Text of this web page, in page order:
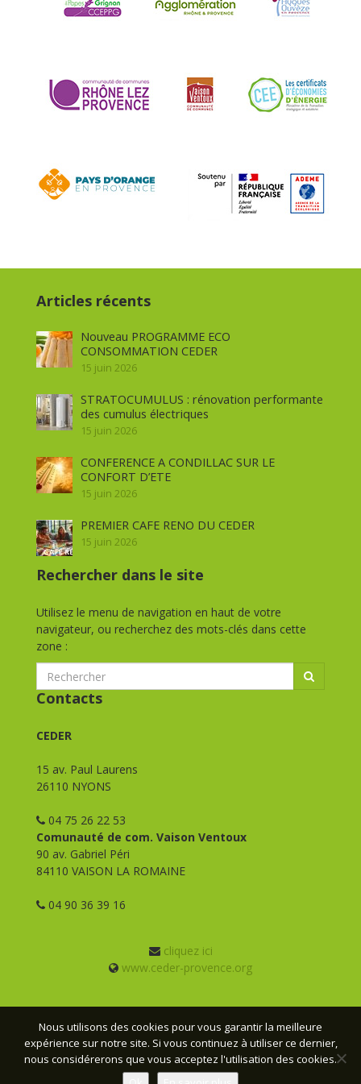
Nous utilisons des cookies pour vous garantir la meilleure
expérience sur notre site. Si vous continuez à utiliser ce dernier,
nous considérerons que vous acceptez l'utilisation des cookies.
Articles récents
Nouveau PROGRAMME ECO
CONSOMMATION CEDER
15 juin 2026
STRATOCUMULUS : rénovation performante
des cumulus électriques
15 juin 2026
CONFERENCE A CONDILLAC SUR LE
CONFORT D’ETE
15 juin 2026
PREMIER CAFE RENO DU CEDER
15 juin 2026
Rechercher dans le site
Utilisez le menu de navigation en haut de votre
navigateur, ou recherchez des mots-clés dans cette
zone :
Contacts
CEDER
15 av. Paul Laurens
26110 NYONS
04 75 26 22 53
Comunauté de com. Vaison Ventoux
90 av. Gabriel Péri
84110 VAISON LA ROMAINE
04 90 36 39 16
cliquez ici
www.ceder-provence.org
© CEDER Provence - 2026 - Tous droits réservés -Mentions
légales- Conception :Webmas